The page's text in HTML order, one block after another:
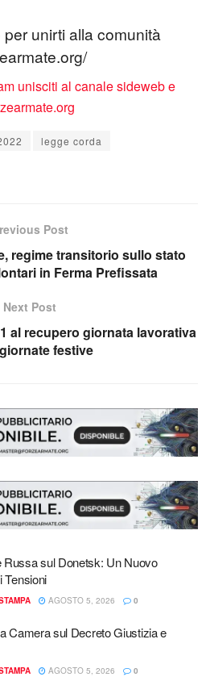
unirti alla comunità
legge corda
Post
regime transitorio sullo stato
in Ferma Prefissata
Next Post
al recupero giornata lavorativa
festive
Russa sul Donetsk: Un Nuovo
Tensioni
AGOSTO 5, 2026 0
Camera sul Decreto Giustizia e
AGOSTO 5, 2026 0